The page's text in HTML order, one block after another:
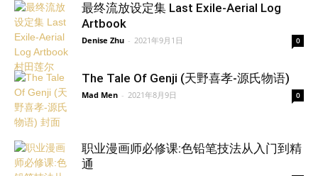
最终流放设定集 Last Exile-Aerial Log
Artbook
Denise Zhu - 2021年9月1日 0
The Tale Of Genji (天野喜孝-源氏物语)
Mad Men - 2021年8月9日 0
职业漫画师必修课:色铅笔技法从入门到精
通